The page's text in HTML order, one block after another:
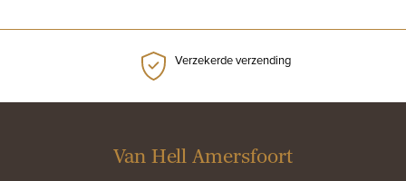
Verzekerde verzending
Van Hell Amersfoort